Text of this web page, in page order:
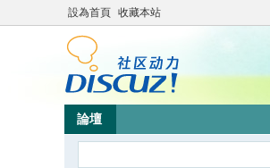
設為首頁 收藏本站
論壇